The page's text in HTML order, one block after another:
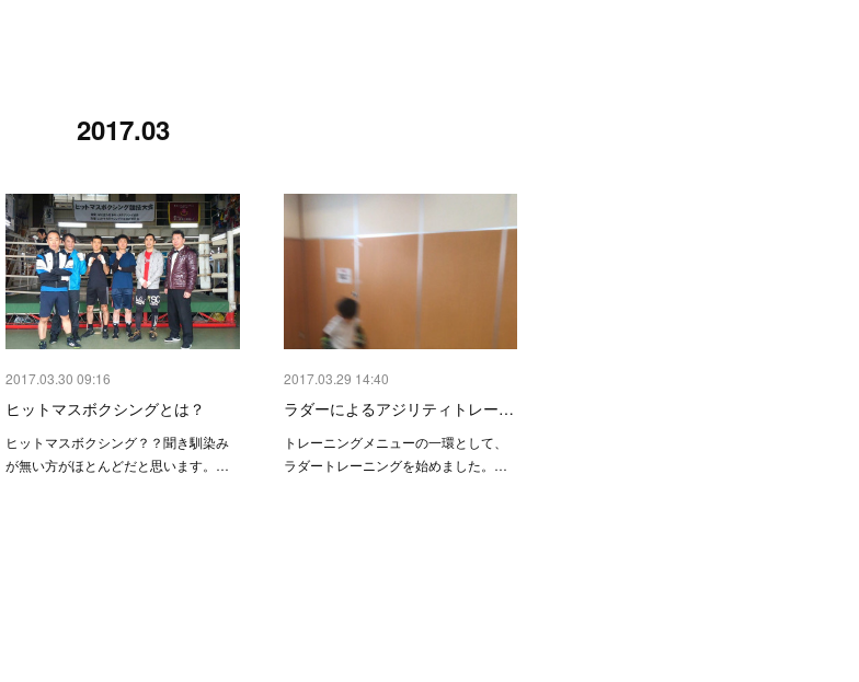
2017.03
2017.03.30 09:16
ヒットマスボクシングとは？
ヒットマスボクシング？？聞き馴染み
が無い方がほとんどだと思います。…
2017.03.29 14:40
ラダーによるアジリティトレー…
トレーニングメニューの一環として、
ラダートレーニングを始めました。…